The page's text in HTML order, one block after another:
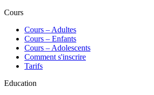
Cours
Сours – Adultes
Cours – Enfants
Cours – Adolescents
Comment s'inscrire
Tarifs
Education